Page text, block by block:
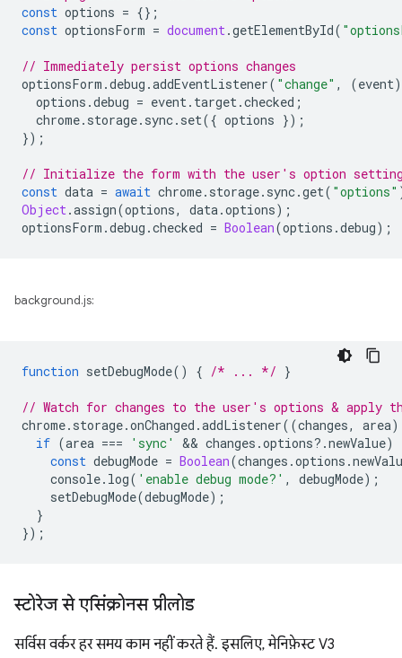
const options = {};
const optionsForm = document.getElementById(
// Immediately persist options changes
optionsForm .debug .addEventListener( "change" , (event)
options .debug = event. target.checked ;
chrome. storage. sync. set({ options });
});
// Initialize the form with the user's option
const data = await chrome. storage. sync.get( "options"
Object.assign(options, data.options);
optionsForm .debug .checked = Boolean(options .debug);
background.js:
function setDebugMode() { /* ... */ }
// Watch for changes to the user's options & apply
chrome. storage.onChanged .addListener((changes, area)
if (area === 'sync' && changes .options? .newValue)
const debugMode = Boolean(changes .options .
console. log( 'enable debug mode?' , debugMode);
setDebugMode(debugMode);
}
});
स्टोरेज से एसिंक्रोनस प्रीलोड
सर्विस वर्कर हर समय काम नहीं करते हैं. इसलिए, मेनिफ़ेस्ट V3